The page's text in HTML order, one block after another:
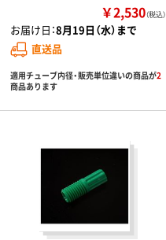
￥2,530（税込）
お届け日：8月19日（水）まで
直送品
適用チューブ内径・販売単位違いの商品が2
商品あります